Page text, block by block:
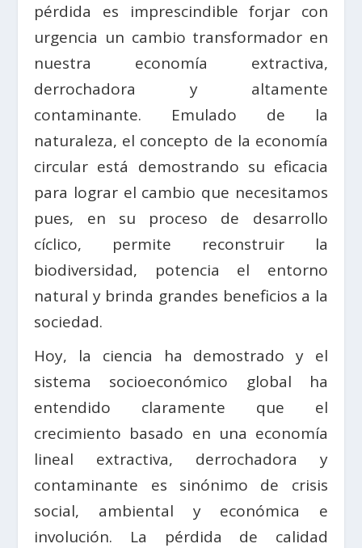
pérdida es imprescindible forjar con
urgencia un cambio transformador en
nuestra economía extractiva,
derrochadora y altamente
contaminante. Emulado de la
naturaleza, el concepto de la economía
circular está demostrando su eficacia
para lograr el cambio que necesitamos
pues, en su proceso de desarrollo
cíclico, permite reconstruir la
biodiversidad, potencia el entorno
natural y brinda grandes beneficios a la
sociedad.
Hoy, la ciencia ha demostrado y el
sistema socioeconómico global ha
entendido claramente que el
crecimiento basado en una economía
lineal extractiva, derrochadora y
contaminante es sinónimo de crisis
social, ambiental y económica e
involución. La pérdida de calidad